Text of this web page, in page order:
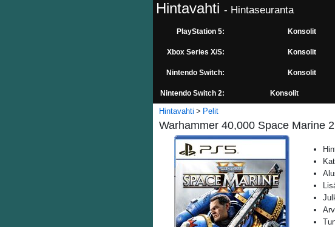
Hintavahti - Hintaseuranta
PlayStation 5: Konsolit
Xbox Series X/S: Konsolit
Nintendo Switch: Konsolit
Nintendo Switch 2: Konsolit
Hintavahti Pelit
Warhammer 40,000 Space Marine